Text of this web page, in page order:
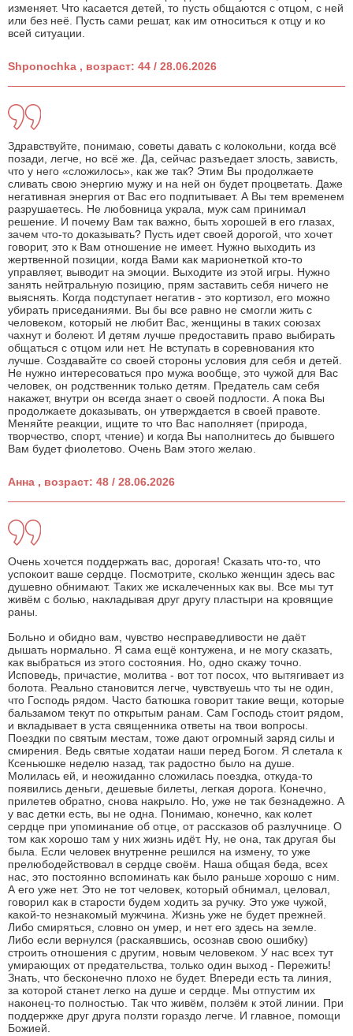
изменяет. Что касается детей, то пусть общаются с отцом, с ней
или без неё. Пусть сами решат, как им относиться к отцу и ко
всей ситуации.
Shponochka , возраст: 44 / 28.06.2026
Здравствуйте, понимаю, советы давать с колокольни, когда всё
позади, легче, но всё же. Да, сейчас разъедает злость, зависть,
что у него «сложилось», как же так? Этим Вы продолжаете
сливать свою энергию мужу и на ней он будет процветать. Даже
негативная энергия от Вас его подпитывает. А Вы тем временем
разрушаетесь. Не любовница украла, муж сам принимал
решение. И почему Вам так важно, быть хорошей в его глазах,
зачем что-то доказывать? Пусть идет своей дорогой, что хочет
говорит, это к Вам отношение не имеет. Нужно выходить из
жертвенной позиции, когда Вами как марионеткой кто-то
управляет, выводит на эмоции. Выходите из этой игры. Нужно
занять нейтральную позицию, прям заставить себя ничего не
выяснять. Когда подступает негатив - это кортизол, его можно
убирать приседаниями. Вы бы все равно не смогли жить с
человеком, который не любит Вас, женщины в таких союзах
чахнут и болеют. И детям лучше предоставить право выбирать
общаться с отцом или нет. Не вступать в соревнования кто
лучше. Создавайте со своей стороны условия для себя и детей.
Не нужно интересоваться про мужа вообще, это чужой для Вас
человек, он родственник только детям. Предатель сам себя
накажет, внутри он всегда знает о своей подлости. А пока Вы
продолжаете доказывать, он утверждается в своей правоте.
Меняйте реакции, ищите то что Вас наполняет (природа,
творчество, спорт, чтение) и когда Вы наполнитесь до бывшего
Вам будет фиолетово. Очень Вам этого желаю.
Анна , возраст: 48 / 28.06.2026
Очень хочется поддержать вас, дорогая! Сказать что-то, что
успокоит ваше сердце. Посмотрите, сколько женщин здесь вас
душевно обнимают. Таких же искалеченных как вы. Все мы тут
живём с болью, накладывая друг другу пластыри на кровящие
раны.
Больно и обидно вам, чувство несправедливости не даёт
дышать нормально. Я сама ещё контужена, и не могу сказать,
как выбраться из этого состояния. Но, одно скажу точно.
Исповедь, причастие, молитва - вот тот посох, что вытягивает из
болота. Реально становится легче, чувствуешь что ты не один,
что Господь рядом. Часто батюшка говорит такие вещи, которые
бальзамом текут по открытым ранам. Сам Господь стоит рядом,
и вкладывает в уста священника ответы на твои вопросы.
Поездки по святым местам, тоже дают огромный заряд силы и
смирения. Ведь святые ходатаи наши перед Богом. Я слетала к
Ксеньюшке неделю назад, так радостно было на душе.
Молилась ей, и неожиданно сложилась поездка, откуда-то
появились деньги, дешевые билеты, легкая дорога. Конечно,
прилетев обратно, снова накрыло. Но, уже не так безнадежно. А
у вас детки есть, вы не одна. Понимаю, конечно, как колет
сердце при упоминание об отце, от рассказов об разлучнице. О
том как хорошо там у них жизнь идёт. Ну, не она, так другая бы
была. Если человек внутренне решился на измену, то уже
прелюбодействовал в сердце своём. Наша общая беда, всех
нас, это постоянно вспоминать как было раньше хорошо с ним.
А его уже нет. Это не тот человек, который обнимал, целовал,
говорил как в старости будем ходить за ручку. Это уже чужой,
какой-то незнакомый мужчина. Жизнь уже не будет прежней.
Либо смиряться, словно он умер, и нет его здесь на земле.
Либо если вернулся (раскаявшись, осознав свою ошибку)
строить отношения с другим, новым человеком. У нас всех тут
умирающих от предательства, только один выход - Пережить!
Знать, что бесконечно плохо не будет. Впереди есть та линия,
за которой станет легко на душе и сердце. Мы отпустим их
наконец-то полностью. Так что живём, ползём к этой линии. При
поддержке друг друга ползти гораздо легче. И главное, помощи
Божией.